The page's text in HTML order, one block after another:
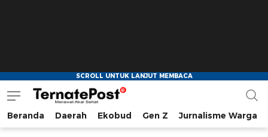
TernatePost.id
merawat akal sehat
Beranda Daerah Ekobud Gen Z Jurnalisme Warga